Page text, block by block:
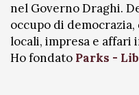
nel Governo Draghi.
occupo di
locali, impresa e affari
Ho fondato Parks -